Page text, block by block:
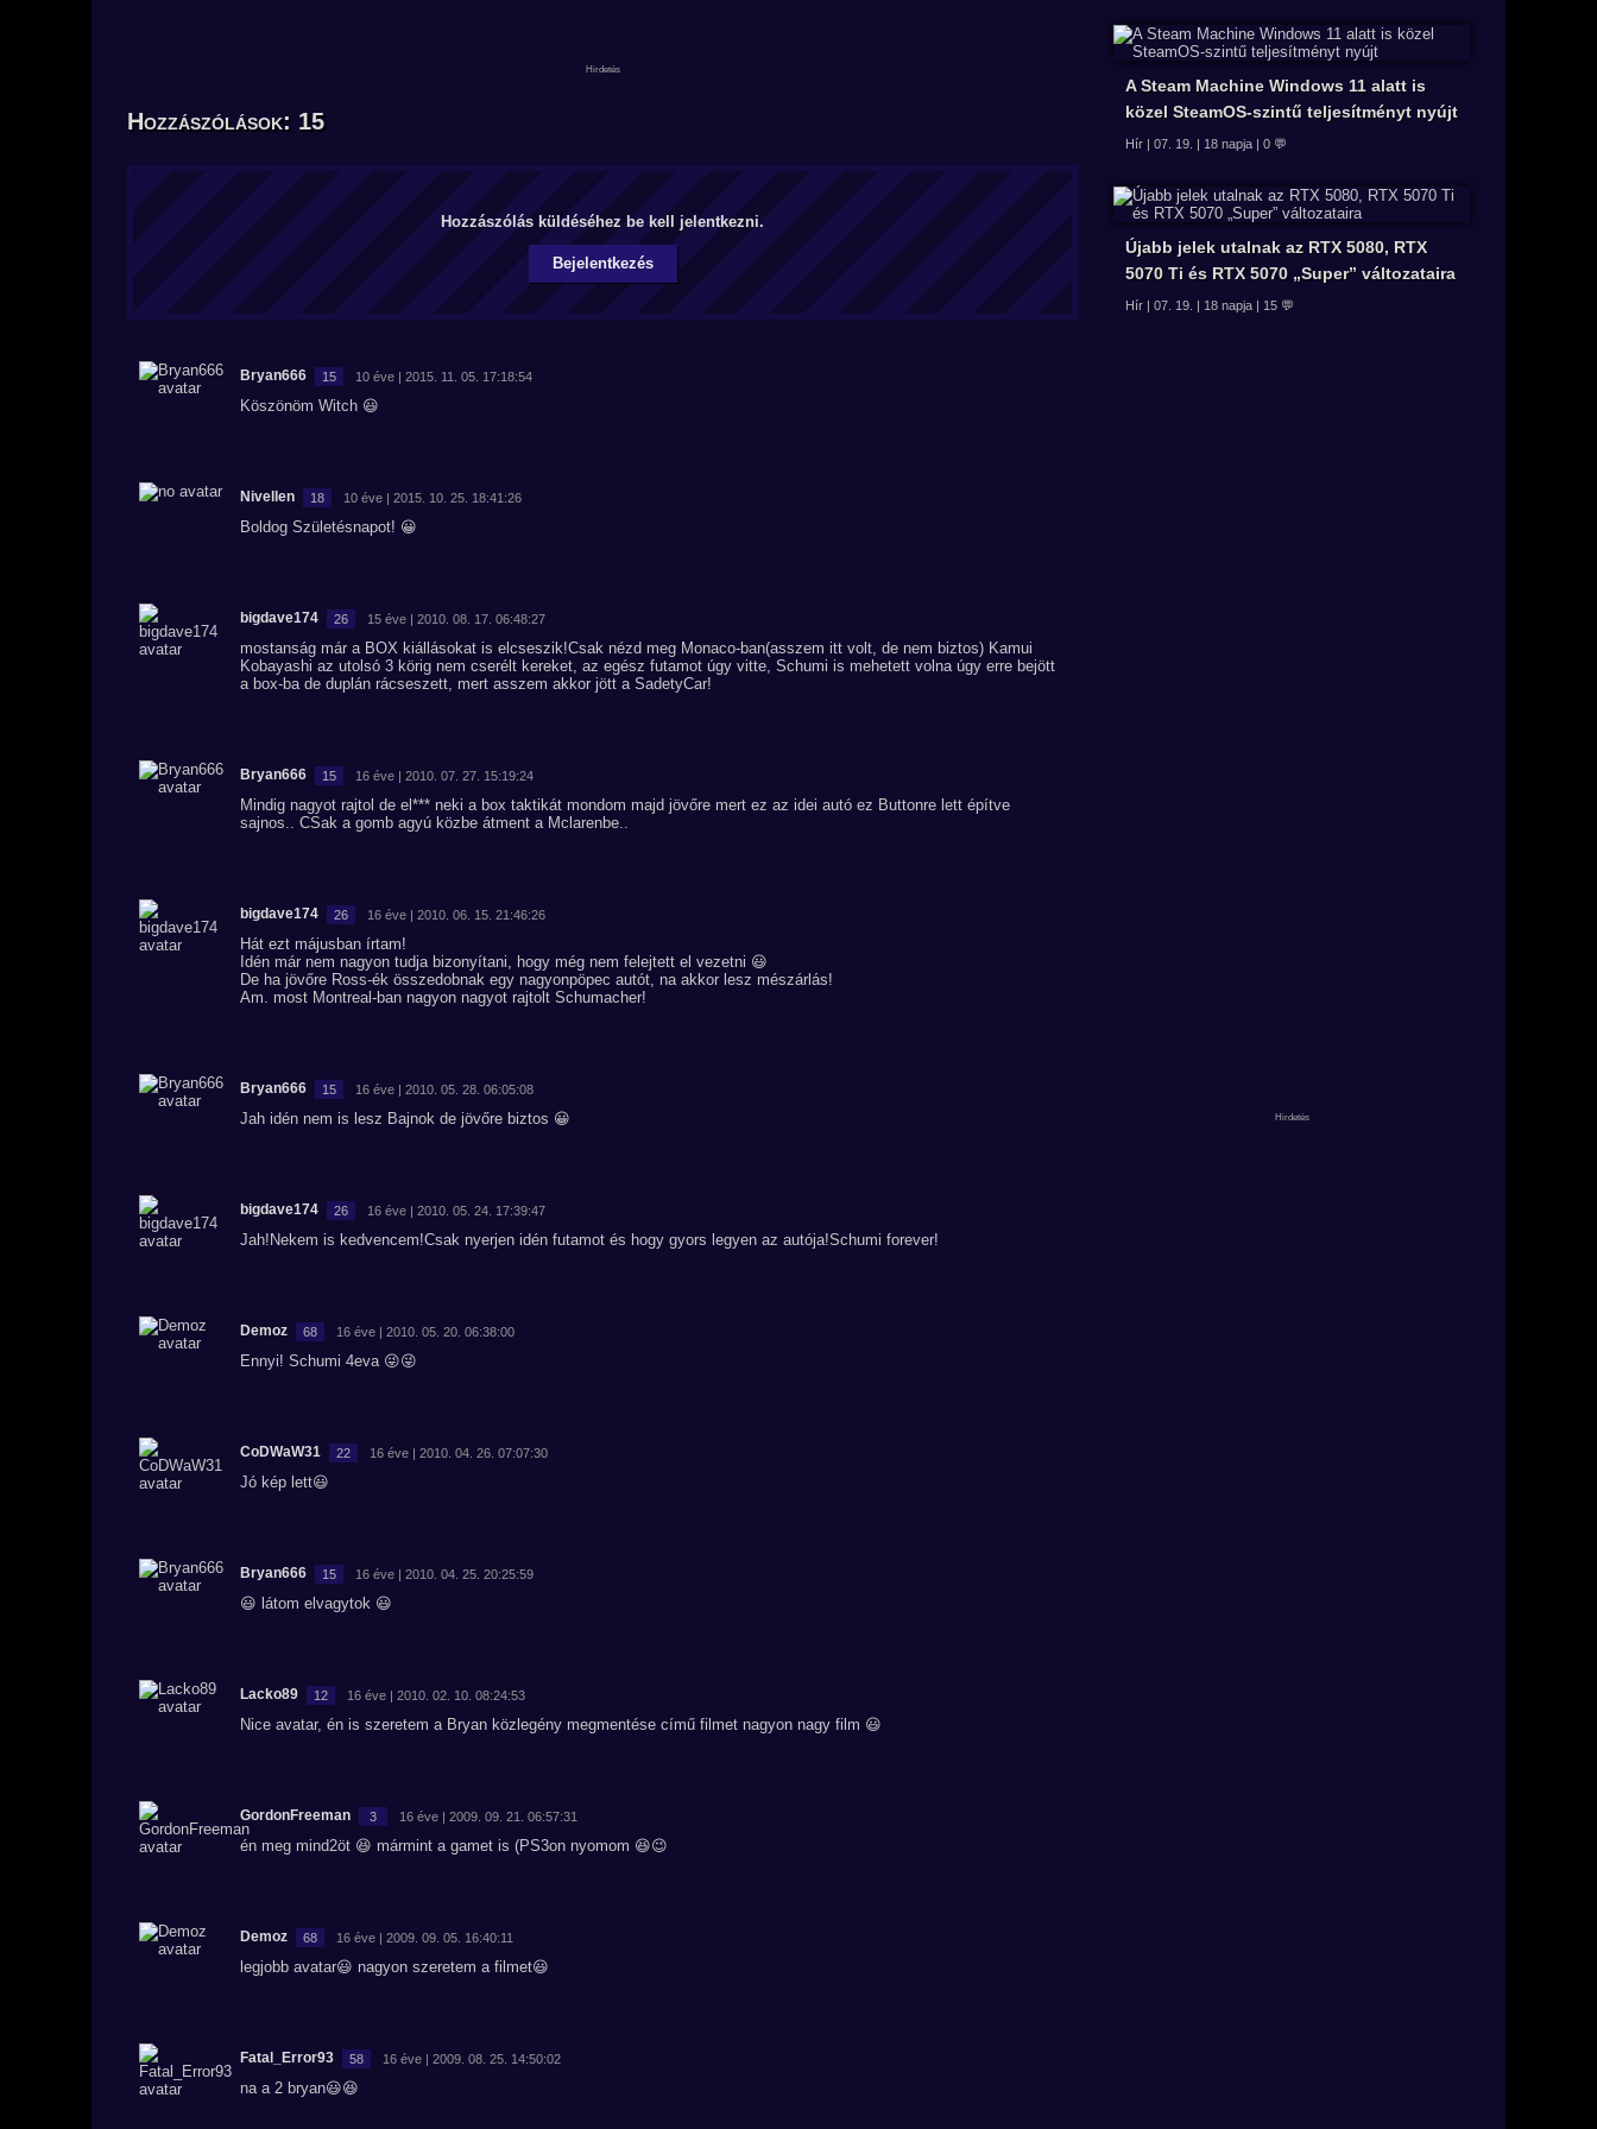
Hozzászólások: 15
Hozzászólás küldéséhez be kell jelentkezni.
Bejelentkezés
Bryan666 15 10 éve | 2015. 11. 05. 17:18:54
Köszönöm Witch 😃
Nivellen 18 10 éve | 2015. 10. 25. 18:41:26
Boldog Születésnapot! 😀
bigdave174 26 15 éve | 2010. 08. 17. 06:48:27
mostanság már a BOX kiállásokat is elcseszik!Csak nézd meg Monaco-ban(asszem itt volt, de nem biztos) Kamui
Kobayashi az utolsó 3 körig nem cserélt kereket, az egész futamot úgy vitte, Schumi is mehetett volna úgy erre bejött
a box-ba de duplán rácseszett, mert asszem akkor jött a SadetyCar!
Bryan666 15 16 éve | 2010. 07. 27. 15:19:24
Mindig nagyot rajtol de el*** neki a box taktikát mondom majd jövőre mert ez az idei autó ez Buttonre lett építve
sajnos.. CSak a gomb agyú közbe átment a Mclarenbe..
bigdave174 26 16 éve | 2010. 06. 15. 21:46:26
Hát ezt májusban írtam!
Idén már nem nagyon tudja bizonyítani, hogy még nem felejtett el vezetni 😃
De ha jövőre Ross-ék összedobnak egy nagyonpöpec autót, na akkor lesz mészárlás!
Am. most Montreal-ban nagyon nagyot rajtolt Schumacher!
Bryan666 15 16 éve | 2010. 05. 28. 06:05:08
Jah idén nem is lesz Bajnok de jövőre biztos 😀
bigdave174 26 16 éve | 2010. 05. 24. 17:39:47
Jah!Nekem is kedvencem!Csak nyerjen idén futamot és hogy gyors legyen az autója!Schumi forever!
Demoz 68 16 éve | 2010. 05. 20. 06:38:00
Ennyi! Schumi 4eva 😜😜
CoDWaW31 22 16 éve | 2010. 04. 26. 07:07:30
Jó kép lett😃
Bryan666 15 16 éve | 2010. 04. 25. 20:25:59
😃 látom elvagytok 😃
Lacko89 12 16 éve | 2010. 02. 10. 08:24:53
Nice avatar, én is szeretem a Bryan közlegény megmentése című filmet nagyon nagy film 😃
GordonFreeman 3 16 éve | 2009. 09. 21. 06:57:31
én meg mind2öt 😆 mármint a gamet is (PS3on nyomom 😆😉
Demoz 68 16 éve | 2009. 09. 05. 16:40:11
legjobb avatar😃 nagyon szeretem a filmet😃
Fatal_Error93 58 16 éve | 2009. 08. 25. 14:50:02
na a 2 bryan😃😆
A Steam Machine Windows 11 alatt is
közel SteamOS-szintű teljesítményt nyújt
Hír | 07. 19. | 18 napja | 0 💬
Újabb jelek utalnak az RTX 5080, RTX
5070 Ti és RTX 5070 „Super” változataira
Hír | 07. 19. | 18 napja | 15 💬